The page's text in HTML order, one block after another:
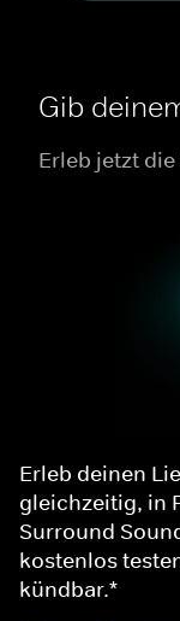
Gib
Erleb jetzt
Erleb deinen
gleichzeitig, in
Surround
kostenlos
kündbar.*